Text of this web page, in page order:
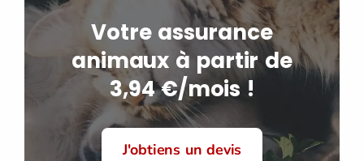
Votre assurance
animaux à partir de
3,94 €/mois !
J'obtiens un devis